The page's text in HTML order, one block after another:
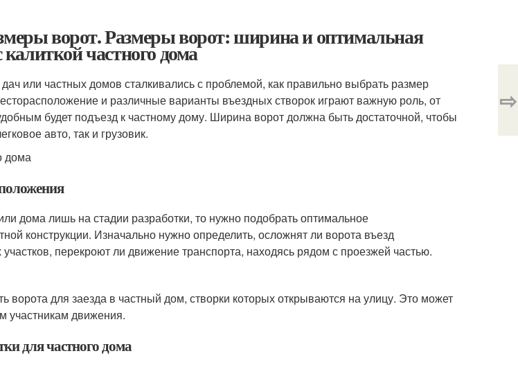
ворот. Размеры ворот: ширина и оптимальная
калиткой частного дома
или частных домов сталкивались с проблемой, как правильно выбрать размер
и различные варианты въездных створок играют важную роль, от
будет подъезд к частному дому. Ширина ворот должна быть достаточной, чтобы
авто, так и грузовик.
дома
дома лишь на стадии разработки, то нужно подобрать оптимальное
конструкции. Изначально нужно определить, осложнят ли ворота въезд
перекроют ли движение транспорта, находясь рядом с проезжей частью.
ворота для заезда в частный дом, створки которых открываются на улицу. Это может
участникам движения.
для частного дома
⇨